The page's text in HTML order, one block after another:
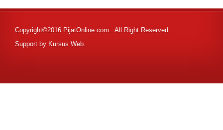
Copyright©2016 PijatOnline.com . All Right Reserved.
Support by Kursus Web.